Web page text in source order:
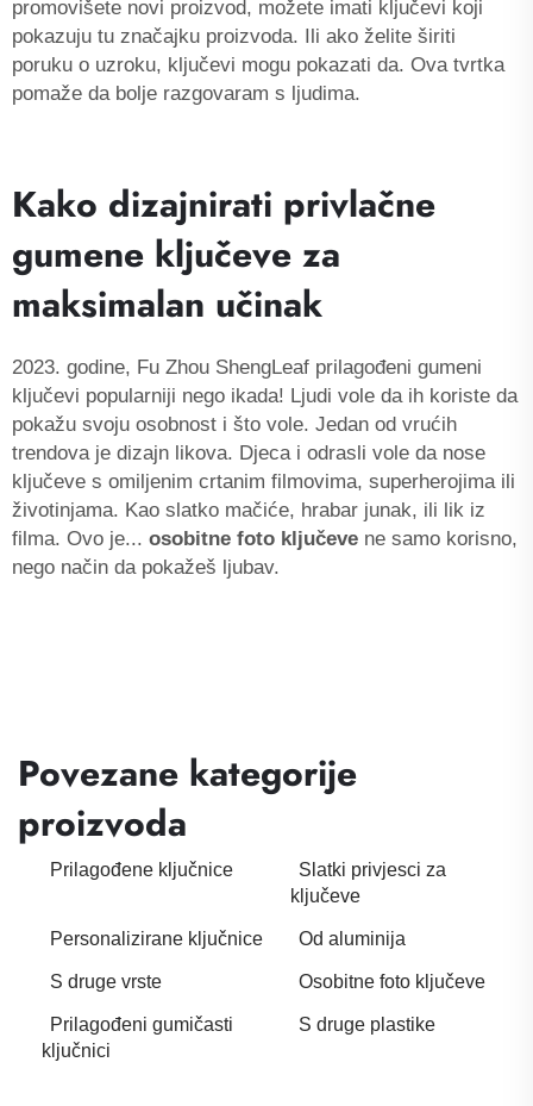
promovišete novi proizvod, možete imati ključevi koji
pokazuju tu značajku proizvoda. Ili ako želite širiti
poruku o uzroku, ključevi mogu pokazati da. Ova tvrtka
pomaže da bolje razgovaram s ljudima.
Kako dizajnirati privlačne
gumene ključeve za
maksimalan učinak
2023. godine, Fu Zhou ShengLeaf prilagođeni gumeni
ključevi popularniji nego ikada! Ljudi vole da ih koriste da
pokažu svoju osobnost i što vole. Jedan od vrućih
trendova je dizajn likova. Djeca i odrasli vole da nose
ključeve s omiljenim crtanim filmovima, superherojima ili
životinjama. Kao slatko mačiće, hrabar junak, ili lik iz
filma. Ovo je... osobitne foto ključeve ne samo korisno,
nego način da pokažeš ljubav.
Povezane kategorije
proizvoda
Prilagođene ključnice
Slatki privjesci za
ključeve
Personalizirane ključnice Od aluminija
S druge vrste Osobitne foto ključeve
Prilagođeni gumičasti
ključnici
S druge plastike